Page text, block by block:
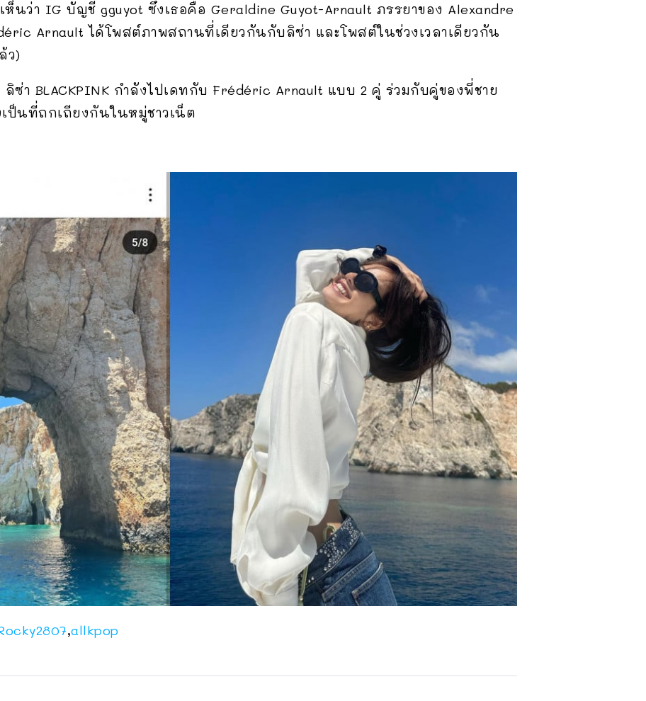
นว่า IG บัญชี gguyot ซึ่งเธอคือ Geraldine Guyot-Arnault ภรรยาของ Alexandre
Arnault ได้โพสต์ภาพสถานที่เดียวกันกับลิซ่า และโพสต์ในช่วงเวลาเดียวกัน
ว)
ซ่า BLACKPINK กำลังไปเดทกับ Frédéric Arnault แบบ 2 คู่ ร่วมกับคู่ของพี่ชาย
นที่ถกเถียงกันในหมู่ชาวเน็ต
,allkpop